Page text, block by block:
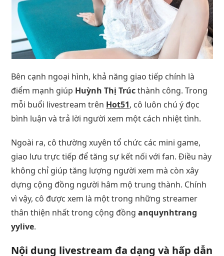
Bên cạnh ngoại hình, khả năng giao tiếp chính là
điểm mạnh giúp Huỳnh Thị Trúcthành công. Trong
mỗi buổi livestream trên Hot51, cô luôn chú ý đọc
bình luận và trả lời người xem một cách nhiệt tình.
Ngoài ra, cô thường xuyên tổ chức các mini game,
giao lưu trực tiếp để tăng sự kết nối với fan. Điều này
không chỉ giúp tăng lượng người xem mà còn xây
dựng cộng đồng người hâm mộ trung thành. Chính
vì vậy, cô được xem là một trong những streamer
thân thiện nhất trong cộng đồnganquynhtrang
yylive.
Nội dung livestream đa dạng và hấp dẫn